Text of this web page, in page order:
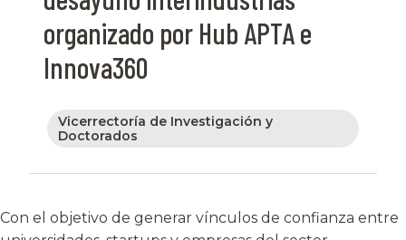
organizado por Hub APTA e
Innova360
Vicerrectoría de Investigación y
Doctorados
Con el objetivo de generar vínculos de confianza entre